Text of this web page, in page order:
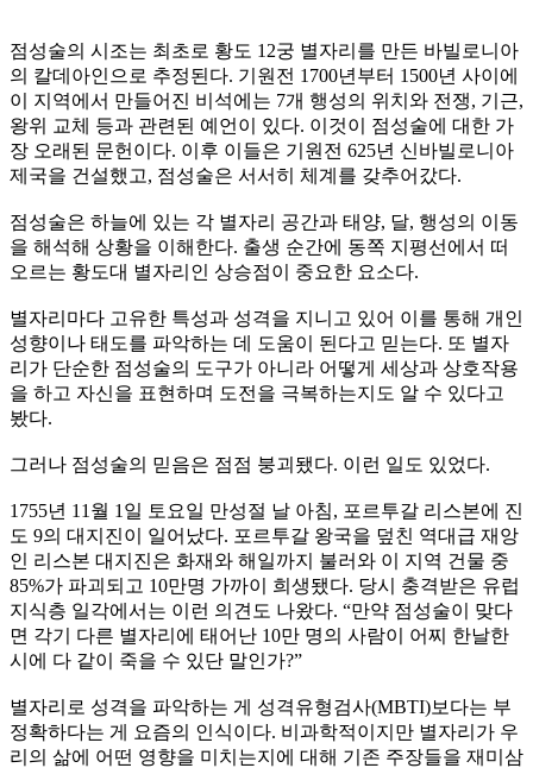
​점성술의 시조는 최초로 황도 12궁 별자리를 만든 바빌로니아
의 칼데아인으로 추정된다. 기원전 1700년부터 1500년 사이에
이 지역에서 만들어진 비석에는 7개 행성의 위치와 전쟁, 기근,
왕위 교체 등과 관련된 예언이 있다. 이것이 점성술에 대한 가
장 오래된 문헌이다. 이후 이들은 기원전 625년 신바빌로니아
제국을 건설했고, 점성술은 서서히 체계를 갖추어갔다.
점성술은 하늘에 있는 각 별자리 공간과 태양, 달, 행성의 이동
을 해석해 상황을 이해한다. 출생 순간에 동쪽 지평선에서 떠
오르는 황도대 별자리인 상승점이 중요한 요소다.
​별자리마다 고유한 특성과 성격을 지니고 있어 이를 통해 개인
성향이나 태도를 파악하는 데 도움이 된다고 믿는다. 또 별자
리가 단순한 점성술의 도구가 아니라 어떻게 세상과 상호작용
을 하고 자신을 표현하며 도전을 극복하는지도 알 수 있다고
봤다.
그러나 점성술의 믿음은 점점 붕괴됐다. 이런 일도 있었다.
1755년 11월 1일 토요일 만성절 날 아침, 포르투갈 리스본에 진
도 9의 대지진이 일어났다. 포르투갈 왕국을 덮친 역대급 재앙
인 리스본 대지진은 화재와 해일까지 불러와 이 지역 건물 중
85%가 파괴되고 10만명 가까이 희생됐다. 당시 충격받은 유럽
지식층 일각에서는 이런 의견도 나왔다. “만약 점성술이 맞다
면 각기 다른 별자리에 태어난 10만 명의 사람이 어찌 한날한
시에 다 같이 죽을 수 있단 말인가?”
​별자리로 성격을 파악하는 게 성격유형검사(MBTI)보다는 부
정확하다는 게 요즘의 인식이다. 비과학적이지만 별자리가 우
리의 삶에 어떤 영향을 미치는지에 대해 기존 주장들을 재미삼